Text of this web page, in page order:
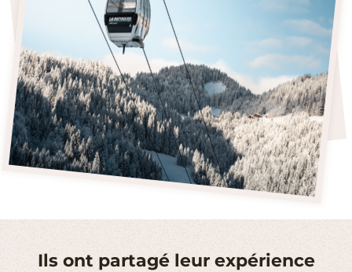
Ils ont partagé leur expérience